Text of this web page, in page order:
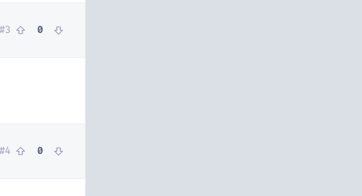
#3 0
#4 0